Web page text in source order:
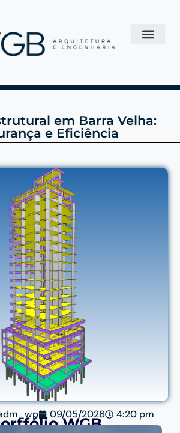
em Barra Velha:
e Eficiência
09/05/2026 4:20 pm
WGB